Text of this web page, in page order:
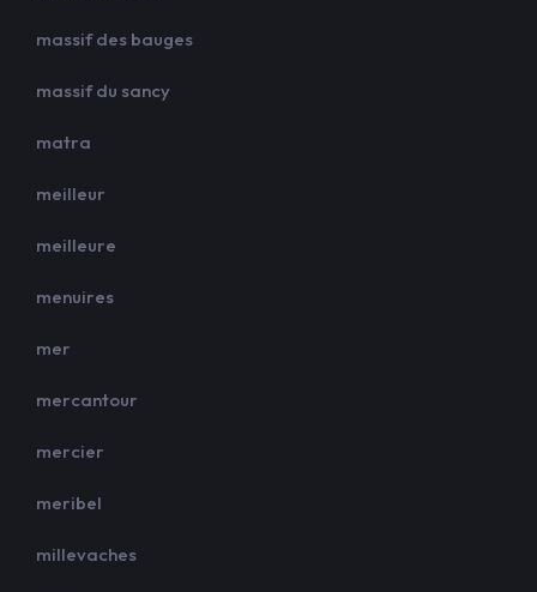
massif des bauges
massif du sancy
matra
meilleur
meilleure
menuires
mer
mercantour
mercier
meribel
millevaches